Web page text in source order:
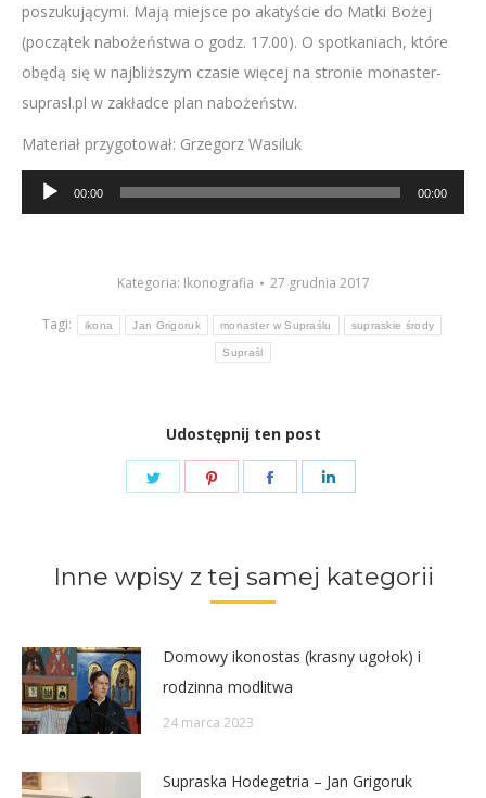
poszukującymi. Mają miejsce po akatyście do Matki Bożej
(początek nabożeństwa o godz. 17.00). O spotkaniach, które
obędą się w najbliższym czasie więcej na stronie monaster-
suprasl.pl w zakładce plan nabożeństw.
Materiał przygotował: Grzegorz Wasiluk
Odtwarzacz
plików
00:00 00:00
Kategoria: Ikonografia 27 grudnia 2017
Tagi: ikona Jan Grigoruk monaster w Supraślu supraskie środy
Supraśl
Udostępnij ten post
Share
Share
Share
Inne wpisy z tej samej kategorii
Domowy ikonostas (krasny ugołok) i
rodzinna modlitwa
24 marca 2023
Supraska Hodegetria – Jan Grigoruk